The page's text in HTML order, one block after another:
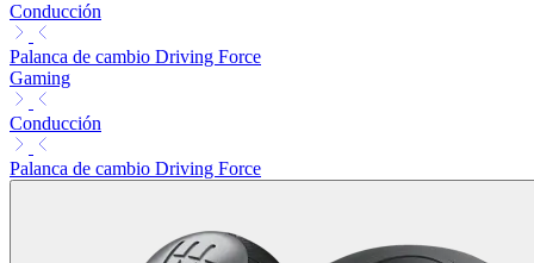
Conducción
Palanca de cambio Driving Force
Gaming
Conducción
Palanca de cambio Driving Force